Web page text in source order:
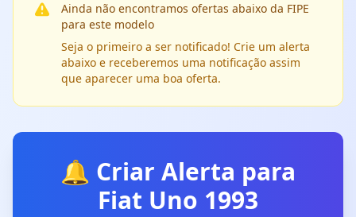
Ainda não encontramos ofertas abaixo da FIPE
para este modelo
Seja o primeiro a ser notificado! Crie um alerta
abaixo e receberemos uma notificação assim
que aparecer uma boa oferta.
🔔 Criar Alerta para
Fiat Uno 1993